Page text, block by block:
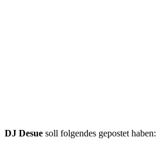
DJ Desue soll folgendes gepostet haben: